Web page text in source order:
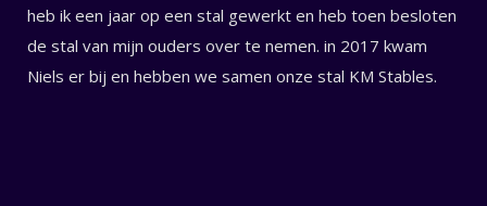
heb ik een jaar op een stal gewerkt en heb toen besloten
de stal van mijn ouders over te nemen. in 2017 kwam
Niels er bij en hebben we samen onze stal KM Stables.